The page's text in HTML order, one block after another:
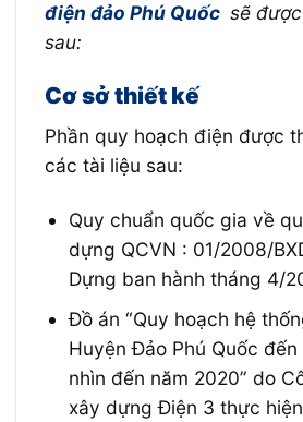
điện đảo Phú Quốc sẽ
sau:
Cơ sở thiết kế
Phần quy hoạch điện được
các tài liệu sau:
Quy chuẩn quốc gia về
dựng QCVN : 01/2008/
Dựng ban hành tháng 4/
Đồ án “Quy hoạch hệ
Huyện Đảo Phú Quốc
nhìn đến năm 2020” do
xây dựng Điện 3 thực